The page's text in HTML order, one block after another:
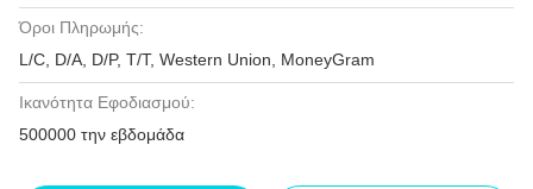
Όροι Πληρωμής:
L/C, D/A, D/P, T/T, Western Union, MoneyGram
Ικανότητα Εφοδιασμού:
500000 την εβδομάδα